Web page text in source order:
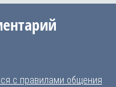
с правилами общения